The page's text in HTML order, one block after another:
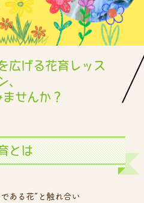
広げる花育レッス
、
せんか？
とは
ある花”と触れ合い